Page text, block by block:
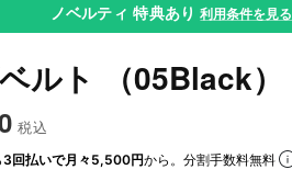
ノベルティ特典あり 利用条件を見る
ルト （05Black）
税込
3回払いで月々5,500円から。分割手数料無料